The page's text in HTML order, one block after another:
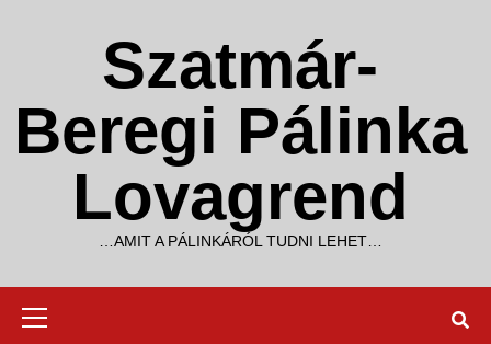
Szatmár-
Beregi Pálinka
Lovagrend
…AMIT A PÁLINKÁRÓL TUDNI LEHET…